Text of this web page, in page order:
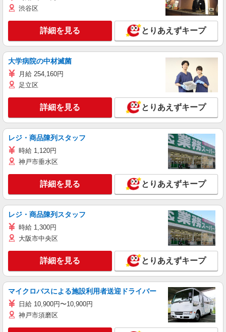
渋谷区
詳細を見る とりあえずキープ
大学病院の中材滅菌
月給 254,160円
足立区
詳細を見る とりあえずキープ
レジ・商品陳列スタッフ
時給 1,120円
神戸市垂水区
詳細を見る とりあえずキープ
レジ・商品陳列スタッフ
時給 1,300円
大阪市中央区
詳細を見る とりあえずキープ
マイクロバスによる施設利用者送迎ドライバー
日給 10,900円〜10,900円
神戸市須磨区